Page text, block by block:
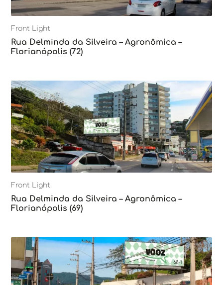
Front Light
Rua Delminda da Silveira – Agronômica –
Florianópolis (72)
Front Light
Rua Delminda da Silveira – Agronômica –
Florianópolis (69)